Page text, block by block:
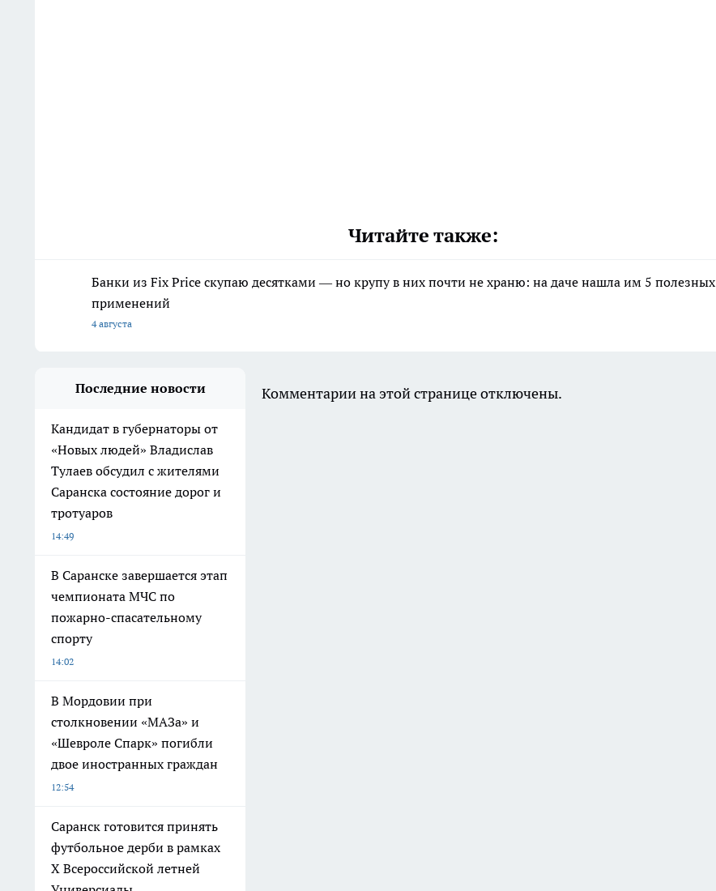
Читайте также:
Банки из Fix Price скупаю десятками — но крупу в них почти не храню: на даче нашла им 5 полезных
применений
4 августа
Последние новости
Кандидат в губернаторы от
«Новых людей» Владислав
Тулаев обсудил с жителями
Саранска состояние дорог и
тротуаров
14:49
В Саранске завершается этап
чемпионата МЧС по
пожарно-спасательному
спорту
14:02
В Мордовии при
столкновении «МАЗа» и
«Шевроле Спарк» погибли
двое иностранных граждан
12:54
Саранск готовится принять
футбольное дерби в рамках
X Всероссийской летней
Комментарии на этой странице отключены.